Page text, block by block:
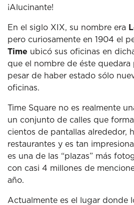
¡Alucinante!
En el siglo XIX, su nombre era
pero curiosamente en 1904 el
Time ubicó sus oficinas en
que el nombre de éste quedara
pesar de haber estado sólo
oficinas.
Time Square no es realmente
un conjunto de calles que
cientos de pantallas alrededor,
restaurantes y es tan
es una de las “plazas” más
con casi 4 millones de
año.
Actualmente es el lugar donde